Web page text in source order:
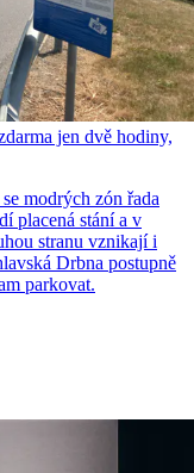
jen dvě hodiny,
modrých zón řada
placená stání a v
stranu vznikají i
Drbna postupně
parkovat.